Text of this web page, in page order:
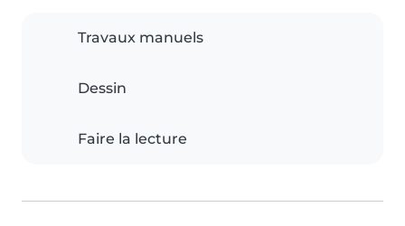
Travaux manuels
Dessin
Faire la lecture